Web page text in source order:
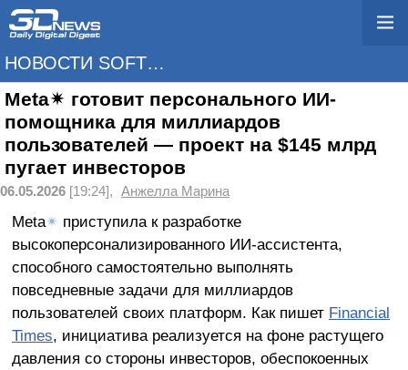
НОВОСТИ SOFTWARE
Meta✴ готовит персонального ИИ-
помощника для миллиардов
пользователей — проект на $145 млрд
пугает инвесторов
06.05.2026 [19:24], Анжелла Марина
Meta✴ приступила к разработке
высокоперсонализированного ИИ-ассистента,
способного самостоятельно выполнять
повседневные задачи для миллиардов
пользователей своих платформ. Как пишет Financial
Times, инициатива реализуется на фоне растущего
давления со стороны инвесторов, обеспокоенных